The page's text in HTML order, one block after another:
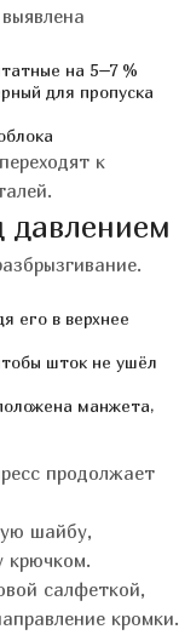
на 5–7 %
для пропуска
к
давлением
его в верхнее
шток не ушёл
манжета,
продолжает
шайбу,
крючком.
салфеткой,
кромки.